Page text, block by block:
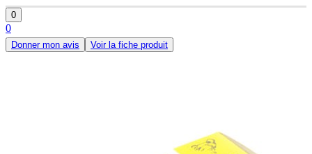
0
0
Donner mon avis Voir la fiche produit